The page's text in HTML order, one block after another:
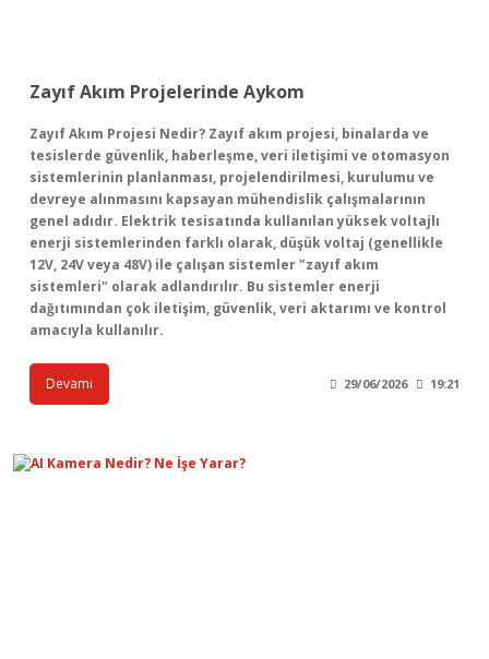
Zayıf Akım Projelerinde Aykom
Zayıf Akım Projesi Nedir? Zayıf akım projesi, binalarda ve
tesislerde güvenlik, haberleşme, veri iletişimi ve otomasyon
sistemlerinin planlanması, projelendirilmesi, kurulumu ve
devreye alınmasını kapsayan mühendislik çalışmalarının
genel adıdır. Elektrik tesisatında kullanılan yüksek voltajlı
enerji sistemlerinden farklı olarak, düşük voltaj (genellikle
12V, 24V veya 48V) ile çalışan sistemler "zayıf akım
sistemleri" olarak adlandırılır. Bu sistemler enerji
dağıtımından çok iletişim, güvenlik, veri aktarımı ve kontrol
amacıyla kullanılır.
Devamı 29/06/2026 19:21